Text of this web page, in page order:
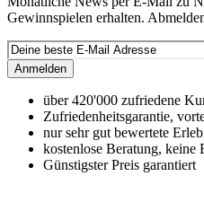
Gewinnspielen erhalten.
Anmelden
über 420'000 zufriedene
Zufriedenheitsgarantie,
nur sehr gut bewertete
kostenlose Beratung, keine
Günstigster Preis garantiert